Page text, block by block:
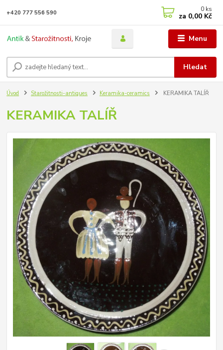
Menu
Hledat
+420 777 556 590 0 ks
za 0,00 Kč
Úvod Starožitnosti-antiques Keramika-ceramics KERAMIKA TALÍŘ
KERAMIKA TALÍŘ